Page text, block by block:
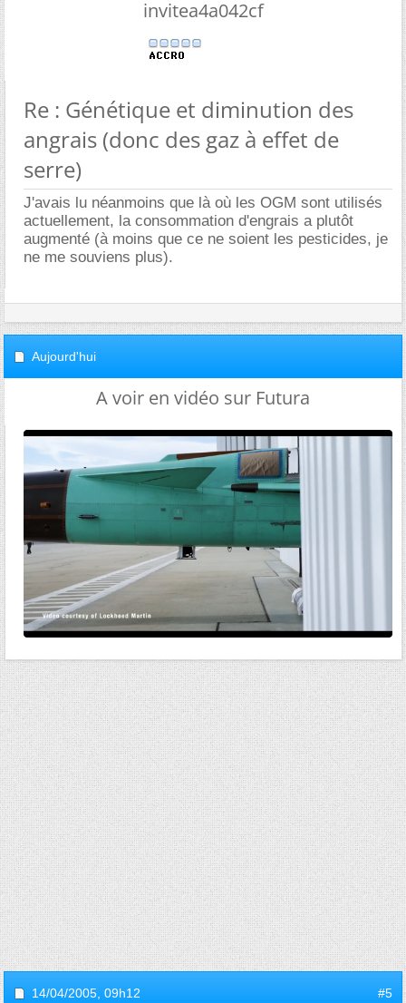
invitea4a042cf
Re : Génétique et diminution des
angrais (donc des gaz à effet de
serre)
J'avais lu néanmoins que là où les OGM sont utilisés
actuellement, la consommation d'engrais a plutôt
augmenté (à moins que ce ne soient les pesticides, je
ne me souviens plus).
Aujourd'hui
A voir en vidéo sur Futura
14/04/2005, 09h12 #5